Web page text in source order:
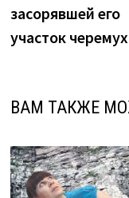
засорявшей его
участок
ВАМ ТАКЖЕ